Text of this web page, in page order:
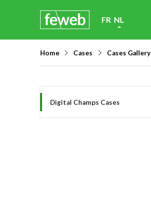
FR NL
Home Cases Cases Gallery
Digital Champs Cases